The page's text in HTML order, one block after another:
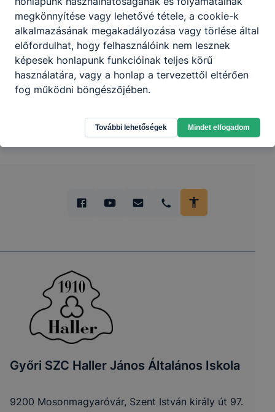
Partnereink
Győri SZC Haller János Általános Iskola
9200 Mosonmagyaróvár, Szent István király út 97.
megkönnyítése vagy lehetővé tétele, a cookie-k
alkalmazásának megakadályozása vagy törlése által
előfordulhat, hogy felhasználóink nem lesznek
képesek honlapunk funkcióinak teljes körű
használatára, vagy a honlap a tervezettől eltérően
fog működni böngészőjében.
További lehetőségek Mindet elfogadom